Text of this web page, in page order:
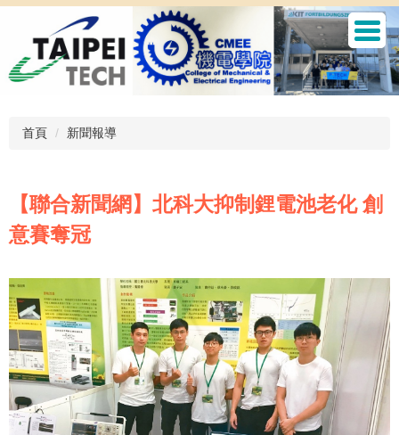
要
首頁 新聞報導
【聯合新聞網】北科大抑制鋰電池老化 創
意賽奪冠